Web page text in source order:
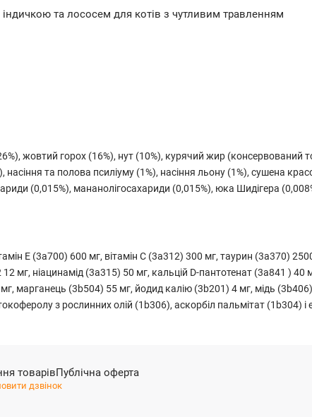
та лососем для котів з чутливим травленням
жовтий горох (16%), нут (10%), курячий жир (консервований
насіння та полова псиліуму (1%), насіння льону (1%), сушена
(0,015%), мананолігосахариди (0,015%), юка Шидігера
Е (3a700) 600 мг, вітамін С (3a312) 300 мг, таурин (3a370)
12 мг, ніацинамід (3a315) 50 мг, кальцій D-пантотенат (3a841 )
марганець (3b504) 55 мг, йодид калію (3b201) 4 мг, мідь
з рослинних олій (1b306), аскорбіл пальмітат (1b304)
товарівПублічна оферта
дзвінок